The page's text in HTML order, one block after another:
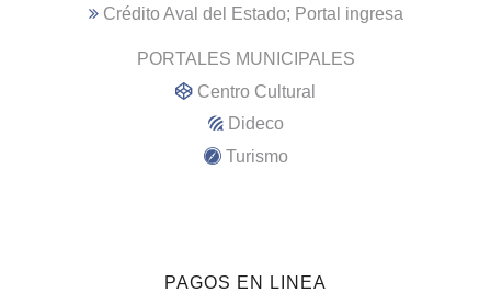
Crédito Aval del Estado; Portal ingresa
PORTALES MUNICIPALES
Centro Cultural
Dideco
Turismo
PAGOS EN LINEA